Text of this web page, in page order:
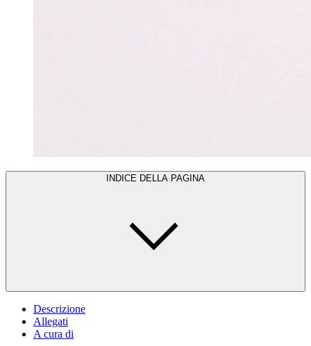
INDICE DELLA PAGINA
Descrizione
Allegati
A cura di